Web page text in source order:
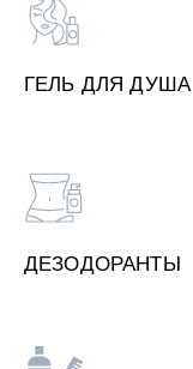
ГЕЛЬ ДЛЯ ДУША
ДЕЗОДОРАНТЫ